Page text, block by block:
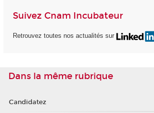
Suivez Cnam Incubateur
Retrouvez toutes nos actualités sur
Dans la même rubrique
Candidatez